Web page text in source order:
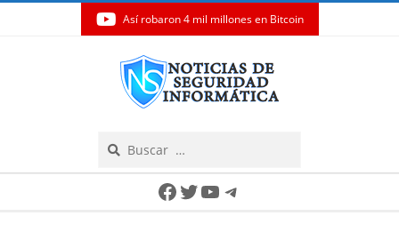
Así robaron 4 mil millones en Bitcoin
Facebook
Twitter
YouTube
Telegram